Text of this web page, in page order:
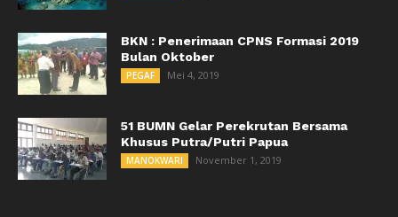
BKN : Penerimaan CPNS Formasi 2019
Bulan Oktober
PEGAF Mei 4, 2019
51 BUMN Gelar Perekrutan Bersama
Khusus Putra/Putri Papua
MANOKWARI November 1, 2019